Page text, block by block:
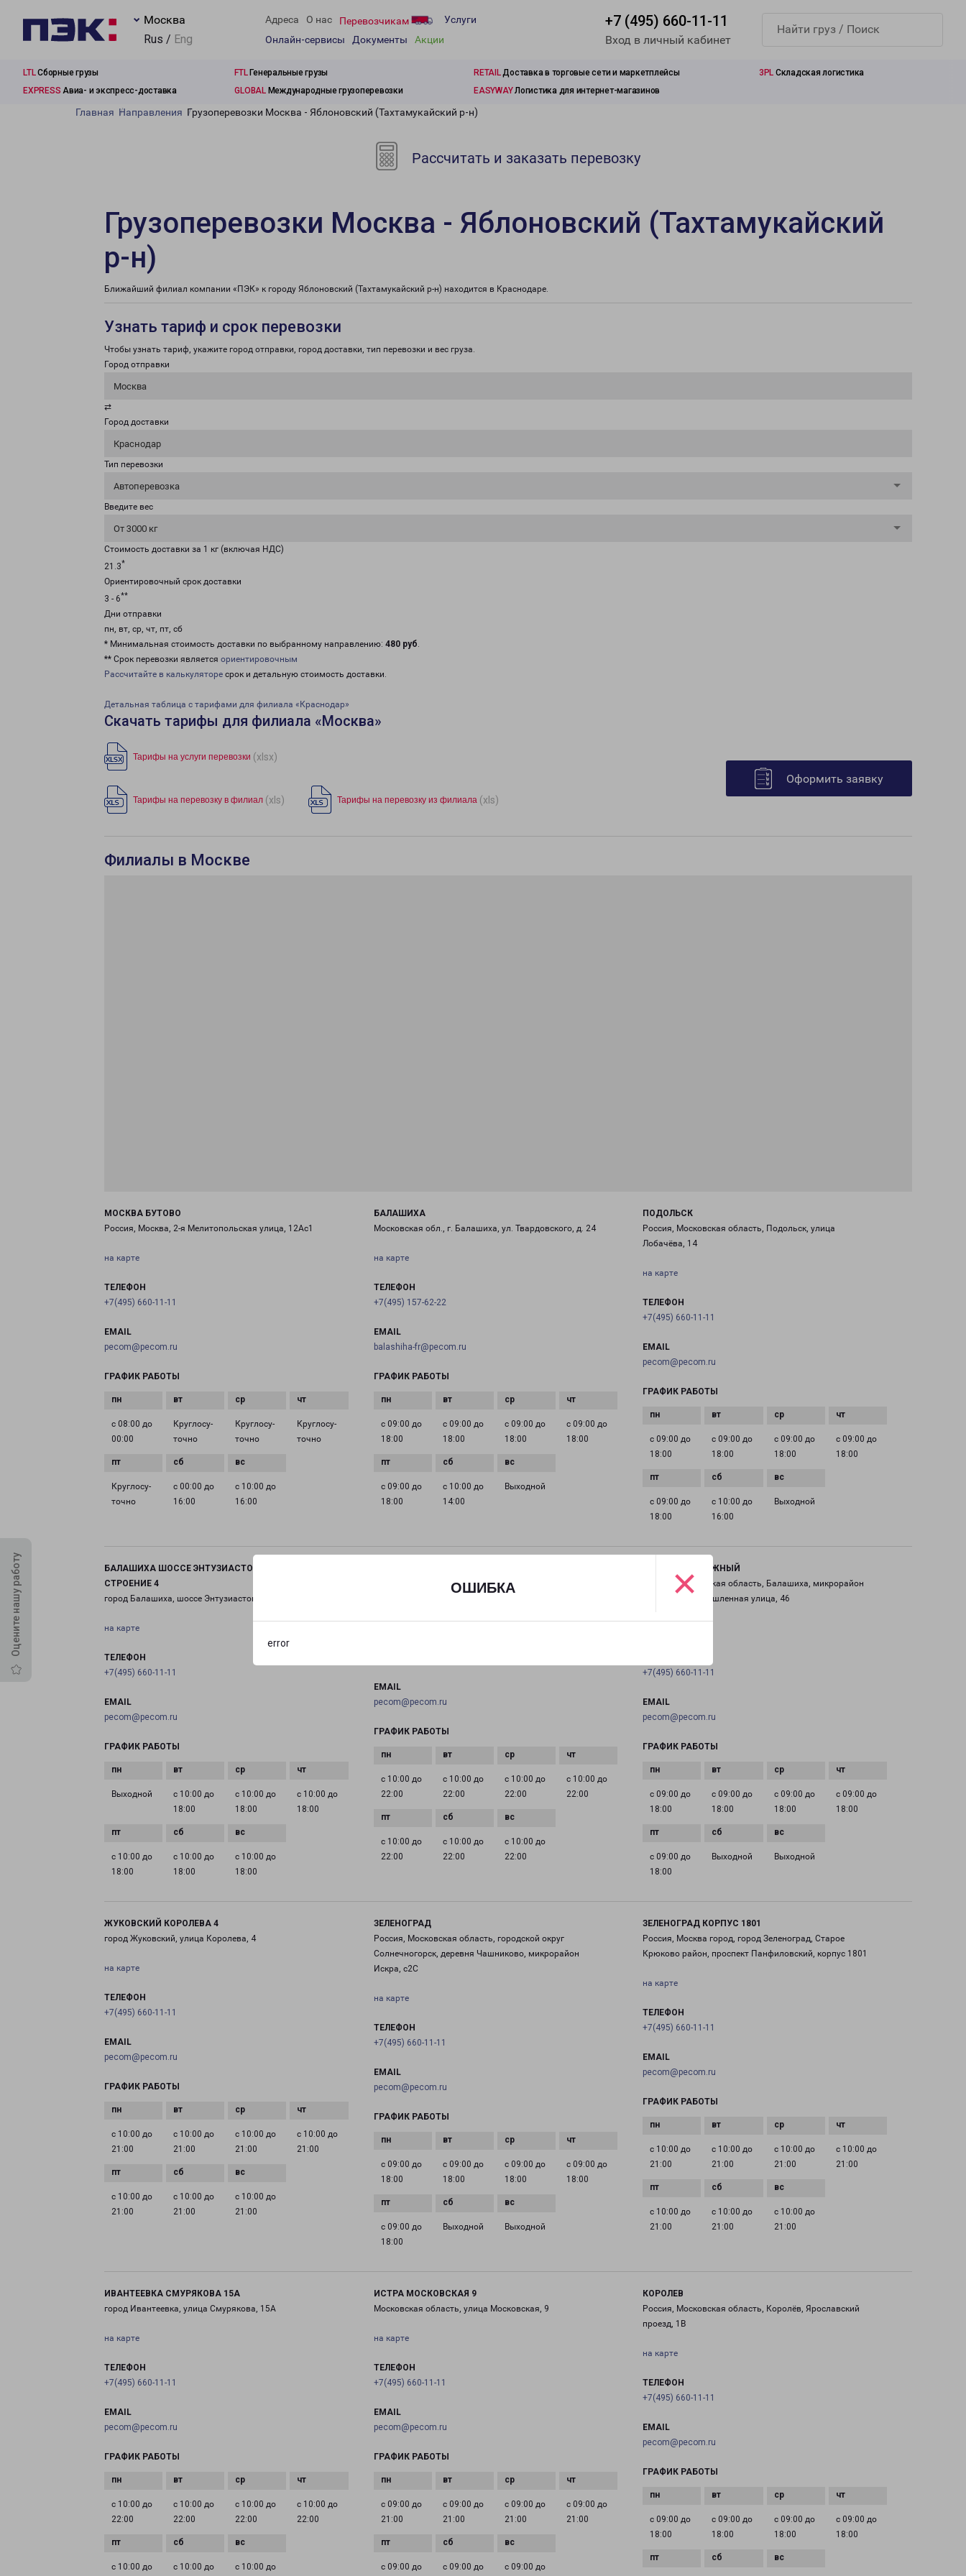
ОШИБКА
error
×
Москва
Rus / Eng
Адреса О нас Перевозчикам
Услуги
Онлайн-сервисы
Документы Акции
+7 (495) 660-11-11
Вход в личный кабинет
LTLСборные грузы FTLГенеральные грузы RETAILДоставка в торговые сети и маркетплейсы 3PL Складская логистика
EXPRESS Авиа- и экспресс-доставка GLOBALМеждународные грузоперевозки EASYWAYЛогистика для интернет-магазинов
Оцените нашу работу
Главная Направления Грузоперевозки Москва - Яблоновский (Тахтамукайский р-н)
Рассчитать и заказать перевозку
Грузоперевозки Москва - Яблоновский (Тахтамукайский
р-н)
Ближайший филиал компании «ПЭК» к городу Яблоновский (Тахтамукайский р-н) находится в Краснодаре.
Узнать тариф и срок перевозки
Чтобы узнать тариф, укажите город отправки, город доставки, тип перевозки и вес груза.
Город отправки
Москва
⇄
Город доставки
Краснодар
Тип перевозки
Автоперевозка
Введите вес
От 3000 кг
Стоимость доставки за 1 кг (включая НДС)
21.3*
Ориентировочный срок доставки
3 - 6**
Дни отправки
пн, вт, ср, чт, пт, сб
* Минимальная стоимость доставки по выбранному направлению: 480 руб.
** Срок перевозки является ориентировочным
Рассчитайте в калькуляторе срок и детальную стоимость доставки.
Детальная таблица с тарифами для филиала «Краснодар»
Скачать тарифы для филиала «Москва»
Тарифы на услуги перевозки (xlsx)
Тарифы на перевозку в филиал (xls) Тарифы на перевозку из филиала (xls)
Оформить заявку
Филиалы в Москве
МОСКВА БУТОВО
Россия, Москва, 2-я Мелитопольская улица, 12Ас1
на карте
ТЕЛЕФОН
+7(495) 660-11-11
EMAIL
pecom@pecom.ru
ГРАФИК РАБОТЫ
с 08:00 до
00:00
Круглосу­
точно
Круглосу­
точно
Круглосу­
точно
Круглосу­
точно
с 00:00 до
16:00
с 10:00 до
16:00
БАЛАШИХА
Московская обл., г. Балашиха, ул. Твардовского, д. 24
на карте
ТЕЛЕФОН
+7(495) 157-62-22
EMAIL
balashiha-fr@pecom.ru
ГРАФИК РАБОТЫ
с 09:00 до
18:00
с 09:00 до
18:00
с 09:00 до
18:00
с 09:00 до
18:00
с 09:00 до
18:00
с 10:00 до
14:00
Выходной
ПОДОЛЬСК
Россия, Московская область, Подольск, улица
Лобачёва, 14
на карте
ТЕЛЕФОН
+7(495) 660-11-11
EMAIL
pecom@pecom.ru
ГРАФИК РАБОТЫ
с 09:00 до
18:00
с 09:00 до
18:00
с 09:00 до
18:00
с 09:00 до
18:00
с 09:00 до
18:00
с 10:00 до
16:00
Выходной
БАЛАШИХА ШОССЕ ЭНТУЗИАСТОВ ВЛАДЕНИЕ 11
СТРОЕНИЕ 4
город Балашиха, шоссе Энтузиастов, 11 строение 4
на карте
ТЕЛЕФОН
+7(495) 660-11-11
EMAIL
pecom@pecom.ru
ГРАФИК РАБОТЫ
Выходной
с 10:00 до
18:00
с 10:00 до
18:00
с 10:00 до
18:00
с 10:00 до
18:00
с 10:00 до
18:00
с 10:00 до
18:00
Дедовск, улица Мира, 9
EMAIL
pecom@pecom.ru
ГРАФИК РАБОТЫ
с 10:00 до
22:00
с 10:00 до
22:00
с 10:00 до
22:00
с 10:00 до
22:00
с 10:00 до
22:00
с 10:00 до
22:00
с 10:00 до
22:00
ЖЕЛЕЗНОДОРОЖНЫЙ
Россия, Московская область, Балашиха, микрорайон
Саввино, Промышленная улица, 46
+7(495) 660-11-11
EMAIL
pecom@pecom.ru
ГРАФИК РАБОТЫ
с 09:00 до
18:00
с 09:00 до
18:00
с 09:00 до
18:00
с 09:00 до
18:00
с 09:00 до
18:00
Выходной Выходной
ЖУКОВСКИЙ КОРОЛЕВА 4
город Жуковский, улица Королева, 4
на карте
ТЕЛЕФОН
+7(495) 660-11-11
EMAIL
pecom@pecom.ru
ГРАФИК РАБОТЫ
с 10:00 до
21:00
с 10:00 до
21:00
с 10:00 до
21:00
с 10:00 до
21:00
с 10:00 до
21:00
с 10:00 до
21:00
с 10:00 до
21:00
ЗЕЛЕНОГРАД
Россия, Московская область, городской округ
Солнечногорск, деревня Чашниково, микрорайон
Искра, с2С
на карте
ТЕЛЕФОН
+7(495) 660-11-11
EMAIL
pecom@pecom.ru
ГРАФИК РАБОТЫ
с 09:00 до
18:00
с 09:00 до
18:00
с 09:00 до
18:00
с 09:00 до
18:00
с 09:00 до
18:00
Выходной Выходной
ЗЕЛЕНОГРАД КОРПУС 1801
Россия, Москва город, город Зеленоград, Старое
Крюково район, проспект Панфиловский, корпус 1801
на карте
ТЕЛЕФОН
+7(495) 660-11-11
EMAIL
pecom@pecom.ru
ГРАФИК РАБОТЫ
с 10:00 до
21:00
с 10:00 до
21:00
с 10:00 до
21:00
с 10:00 до
21:00
с 10:00 до
21:00
с 10:00 до
21:00
с 10:00 до
21:00
ИВАНТЕЕВКА СМУРЯКОВА 15А
город Ивантеевка, улица Смурякова, 15А
на карте
ТЕЛЕФОН
+7(495) 660-11-11
EMAIL
pecom@pecom.ru
ГРАФИК РАБОТЫ
с 10:00 до
22:00
с 10:00 до
22:00
с 10:00 до
22:00
с 10:00 до
22:00
с 10:00 до с 10:00 до с 10:00 до
ИСТРА МОСКОВСКАЯ 9
Московская область, улица Московская, 9
на карте
ТЕЛЕФОН
+7(495) 660-11-11
EMAIL
pecom@pecom.ru
ГРАФИК РАБОТЫ
с 09:00 до
21:00
с 09:00 до
21:00
с 09:00 до
21:00
с 09:00 до
21:00
с 09:00 до с 09:00 до с 09:00 до
КОРОЛЕВ
Россия, Московская область, Королёв, Ярославский
проезд, 1В
на карте
ТЕЛЕФОН
+7(495) 660-11-11
EMAIL
pecom@pecom.ru
ГРАФИК РАБОТЫ
с 09:00 до
18:00
с 09:00 до
18:00
с 09:00 до
18:00
с 09:00 до
18:00